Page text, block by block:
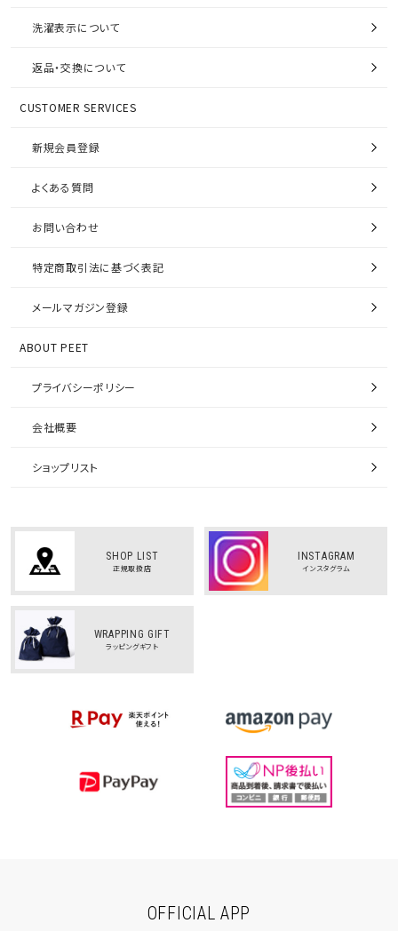
洗濯表示について
返品・交換について
CUSTOMER SERVICES
新規会員登録
よくある質問
お問い合わせ
特定商取引法に基づく表記
メールマガジン登録
ABOUT PEET
プライバシーポリシー
会社概要
ショップリスト
SHOP LIST
正規取扱店
INSTAGRAM
インスタグラム
WRAPPING GIFT
ラッピングギフト
OFFICIAL APP